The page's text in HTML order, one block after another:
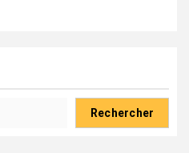
Rechercher